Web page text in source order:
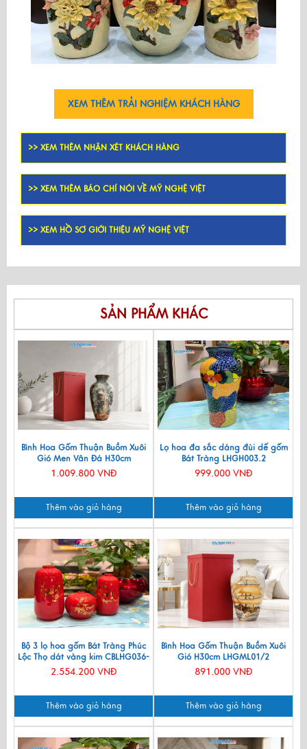
XEM THÊM TRẢI NGHIỆM KHÁCH HÀNG
>> XEM THÊM NHẬN XÉT KHÁCH HÀNG
>> XEM THÊM BÁO CHÍ NÓI VỀ MỸ NGHỆ VIỆT
>> XEM HỒ SƠ GIỚI THIỆU MỸ NGHỆ VIỆT
SẢN PHẨM KHÁC
Bình Hoa Gốm Thuận Buồm Xuôi
Gió Men Vân Đá H30cm
LHGML01-5
1.009.800 VNĐ
Thêm vào giỏ hàng
Lọ hoa đa sắc dáng đùi dế gốm
Bát Tràng LHGH003.2
999.000 VNĐ
Thêm vào giỏ hàng
Bộ 3 lọ hoa gốm Bát Tràng Phúc
Lộc Thọ dát vàng kim CBLHG036-
2
2.554.200 VNĐ
Thêm vào giỏ hàng
Bình Hoa Gốm Thuận Buồm Xuôi
Gió H30cm LHGML01/2
891.000 VNĐ
Thêm vào giỏ hàng